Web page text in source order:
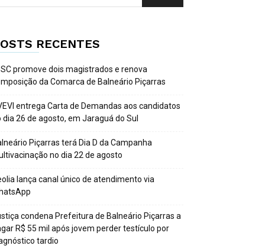
RECENTES
promove dois magistrados e renova
da Comarca de Balneário Piçarras
entrega Carta de Demandas aos candidatos
dia 26 de agosto, em Jaraguá do Sul
Piçarras terá Dia D da Campanha
no dia 22 de agosto
lança canal único de atendimento via
condena Prefeitura de Balneário Piçarras a
R$ 55 mil após jovem perder testículo por
tardio